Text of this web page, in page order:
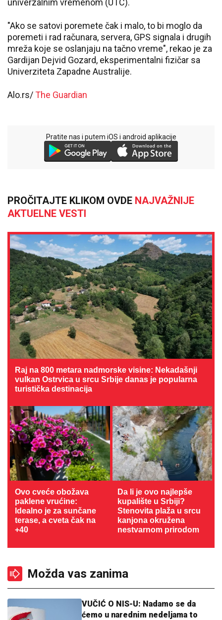
univerzalnim vremenom (UTC).
"Ako se satovi poremete čak i malo, to bi moglo da
poremeti i rad računara, servera, GPS signala i drugih
mreža koje se oslanjaju na tačno vreme", rekao je za
Gardijan Dejvid Gozard, eksperimentalni fizičar sa
Univerziteta Zapadne Australije.
Alo.rs/The Guardian
Pratite nas i putem iOS i android aplikacije
PROČITAJTE KLIKOM OVDE NAJVAŽNIJE
AKTUELNE VESTI
Raj na 800 metara nadmorske visine: Nekadašnji
vulkan Ostrvica u srcu Srbije danas je popularna
turistička destinacija
Ovo cveće obožava
paklene vrućine:
Idealno je za sunčane
terase, a cveta čak na
+40
Da li je ovo najlepše
kupalište u Srbiji?
Stenovita plaža u srcu
kanjona okružena
nestvarnom prirodom
Možda vas zanima
VUČIĆ O NIS-U: Nadamo se da
ćemo u narednim nedeljama to